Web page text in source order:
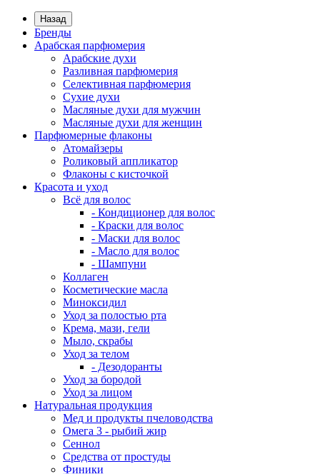
Назад
Бренды
Арабская парфюмерия
Арабские духи
Разливная парфюмерия
Селективная парфюмерия
Сухие духи
Масляные духи для мужчин
Масляные духи для женщин
Парфюмерные флаконы
Атомайзеры
Роликовый аппликатор
Флаконы с кисточкой
Красота и уход
Всё для волос
- Кондиционер для волос
- Краски для волос
- Маски для волос
- Масло для волос
- Шампуни
Коллаген
Косметические масла
Миноксидил
Уход за полостью рта
Крема, мази, гели
Мыло, скрабы
Уход за телом
- Дезодоранты
Уход за бородой
Уход за лицом
Натуральная продукция
Мед и продукты пчеловодства
Омега 3 - рыбий жир
Сеннол
Средства от простуды
Финики